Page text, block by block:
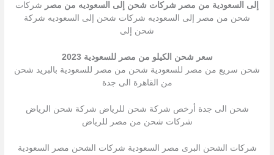
إلى السعودية من مصر شركات شحن إلى السعوديه من مصر شركات
شحن من مصر إلى السعوديه شركات شحن إلى السعوديه شركة
شحن إلى
سعر شحن الكيلو من مصر للسعودية 2023
شحن سريع من مصر للسعودية شحن من مصر للسعودية بالبريد شحن
من القاهرة الى جدة
شحن الى جدة أرخص شركة شحن للرياض شركة شحن الرياض
شركات شحن من مصر للرياض
شركات الشحن البرى مصر السعودية شركات الشحن مصر السعودية